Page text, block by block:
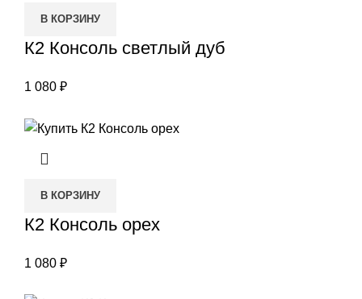
В КОРЗИНУ
К2 Консоль светлый дуб
1 080 ₽
В КОРЗИНУ
К2 Консоль орех
1 080 ₽